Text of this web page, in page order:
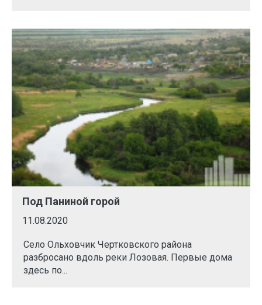
Под Паниной горой
11.08.2020
Село Ольховчик Чертковского района
разбросано вдоль реки Лозовая. Первые дома
здесь по...